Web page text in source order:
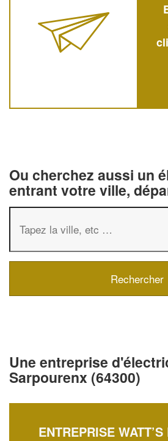
Ou cherchez aussi un
entrant votre ville,
Une entreprise
Sarpourenx (64300)
ENTREPRISE
Augmentez votre
vosmarges
nouveaux
En